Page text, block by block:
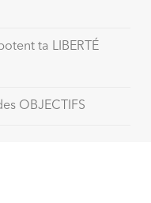
ta LIBERTÉ
OBJECTIFS